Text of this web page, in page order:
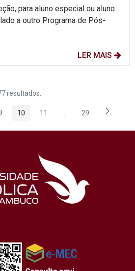
para aluno especial ou aluno
a outro Programa de Pós-
LER MAIS
resultados.
intermediárias Usar ABA para navegar.
PáginaPágina
10 Página
11 ...PáginasPágina
29